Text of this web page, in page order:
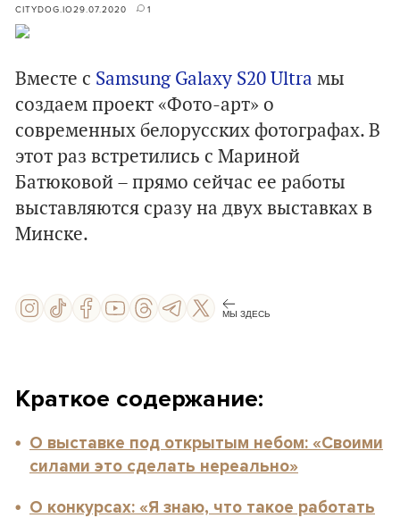
CITYDOG.IO29.07.2020 1
Вместе с Samsung Galaxy S20 Ultra мы
создаем проект «Фото-арт» о
современных белорусских фотографах. В
этот раз встретились с Мариной
Батюковой – прямо сейчас ее работы
выставляются сразу на двух выставках в
Минске.
МЫ ЗДЕСЬ
Краткое содержание:
О выставке под открытым небом: «Своими
силами это сделать нереально»
О конкурсах: «Я знаю, что такое работать